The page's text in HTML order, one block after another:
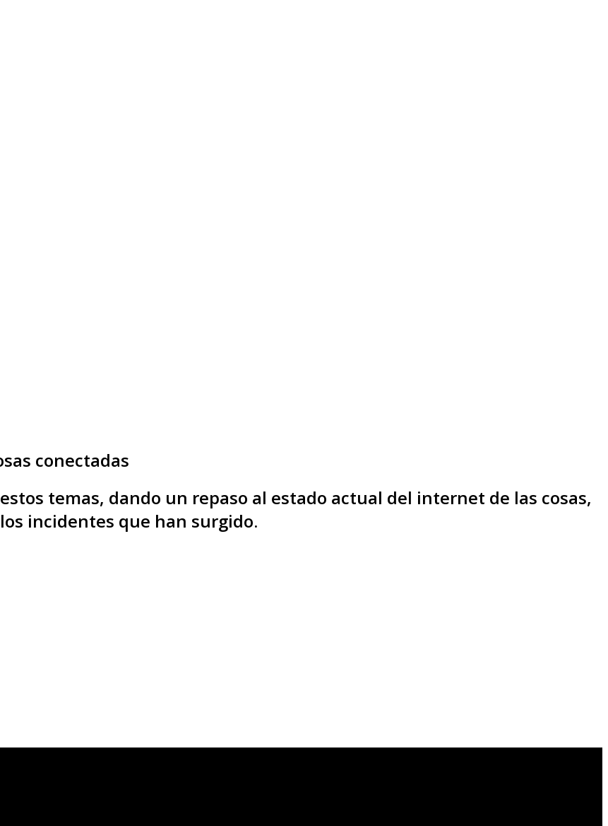
conectadas
temas, dando un repaso al estado actual del internet de las cosas,
incidentes que han surgido.